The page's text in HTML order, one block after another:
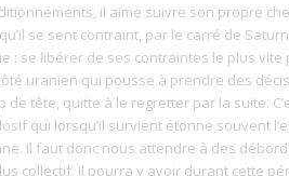
il aime suivre son propre
se sent contraint, par le carré de
: se libérer de ses contraintes le plus vite
uranien qui pousse à prendre des
de tête, quitte à le regretter par la suite.
qui lorsqu’il survient étonne souvent
Il faut donc nous attendre à des
collectif. Il pourra y avoir durant cette